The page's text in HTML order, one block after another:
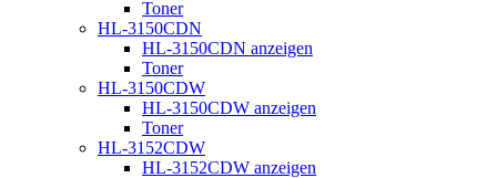
Toner
HL-3150CDN
HL-3150CDN anzeigen
Toner
HL-3150CDW
HL-3150CDW anzeigen
Toner
HL-3152CDW
HL-3152CDW anzeigen